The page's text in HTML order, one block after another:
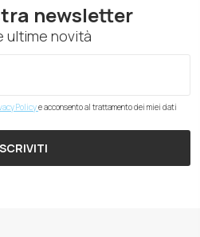
newsletter
ultime novità
Policye acconsento al trattamento dei miei dati